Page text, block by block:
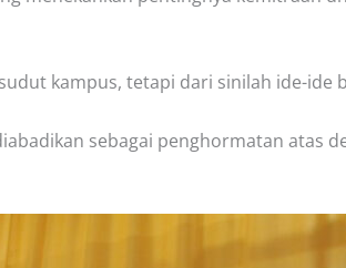
kampus, tetapi dari sinilah ide-ide
sebagai penghormatan atas